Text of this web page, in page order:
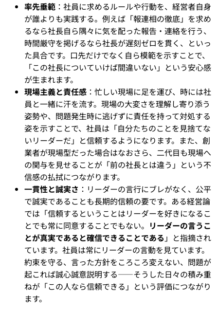
率先垂範 ：社員に求めるルールや行動を、経営者自身
が誰よりも実践する。例えば「報連相の徹底」を求め
るなら社長自ら隅々に気を配った報告・連絡を行う、
時間厳守を掲げるなら社長が遅刻ゼロを貫く、といっ
た具合です。口先だけでなく自ら模範を示すことで、
「この社長についていけば間違いない」という安心感
が生まれます。
現場主義と責任感 ：忙しい現場に足を運び、時には社
員と一緒に汗を流す。現場の大変さを理解し寄り添う
姿勢や、問題発生時に逃げずに責任を持って対処する
姿を示すことで、社員は「自分たちのことを見捨てな
いリーダーだ」と信頼するようになります。また、創
業者が現場型だった場合はなおさら、二代目も現場へ
の関与を見せることが「前の社長とは違う」という不
信感の払拭につながります。
一貫性と誠実さ ：リーダーの言行にブレがなく、公平
で誠実であることも長期的信頼の要です。ある経営論
では「信頼するということはリーダーを好きになるこ
とでも常に同意することでもない。 リーダーの言うこ
とが真実であると確信できることである 」と指摘され
ています。社員は常にリーダーの言動を見ています。
約束を守る、言った方針をころころ変えない、問題が
起これば誠心誠意説明する――そうした日々の積み重
ねが「この人なら信頼できる」という評価につながり
ます。